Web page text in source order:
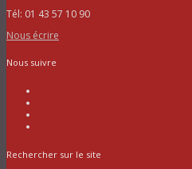
Tél: 01 43 57 10 90
Nous écrire
Nous suivre
Rechercher sur le site